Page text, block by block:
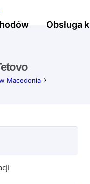
Obsługa
Macedonia